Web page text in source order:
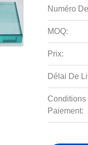
Numéro
MOQ:
Prix:
Délai De
Conditions
Paiement: